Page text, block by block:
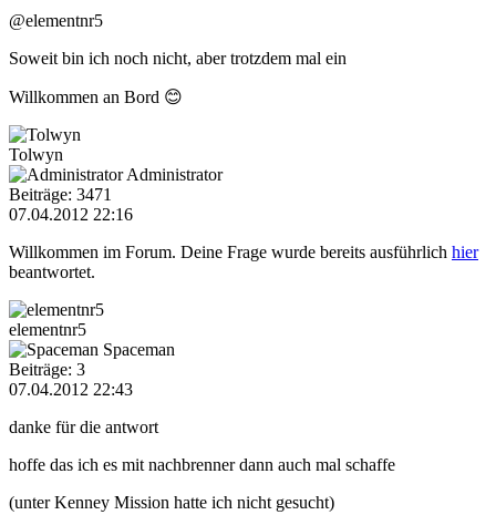
@elementnr5
Soweit bin ich noch nicht, aber trotzdem mal ein
Willkommen an Bord 😊
Tolwyn
Administrator
Beiträge: 3471
07.04.2012 22:16
Willkommen im Forum. Deine Frage wurde bereits ausführlich hier
beantwortet.
elementnr5
Spaceman
Beiträge: 3
07.04.2012 22:43
danke für die antwort
hoffe das ich es mit nachbrenner dann auch mal schaffe
(unter Kenney Mission hatte ich nicht gesucht)